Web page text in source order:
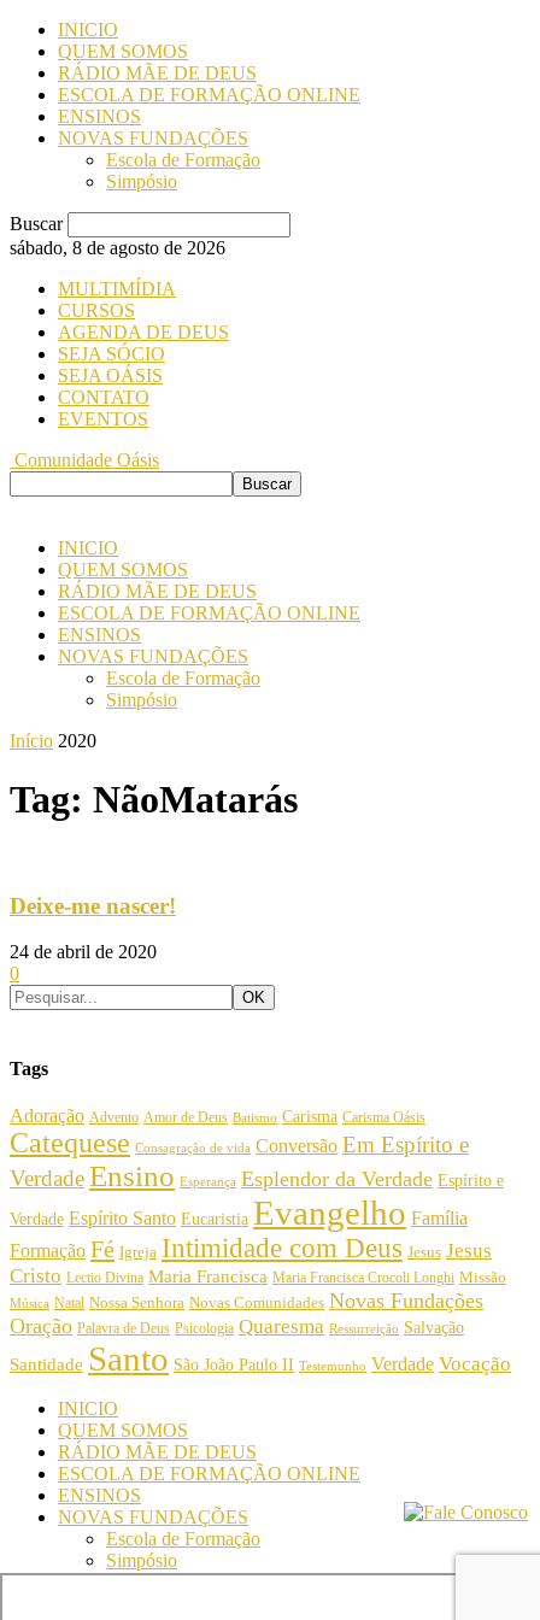
INICIO
QUEM SOMOS
RÁDIO MÃE DE DEUS
ESCOLA DE FORMAÇÃO ONLINE
ENSINOS
NOVAS FUNDAÇÕES
Escola de Formação
Simpósio
Buscar
sábado, 8 de agosto de 2026
MULTIMÍDIA
CURSOS
AGENDA DE DEUS
SEJA SÓCIO
SEJA OÁSIS
CONTATO
EVENTOS
Comunidade Oásis
INICIO
QUEM SOMOS
RÁDIO MÃE DE DEUS
ESCOLA DE FORMAÇÃO ONLINE
ENSINOS
NOVAS FUNDAÇÕES
Escola de Formação
Simpósio
Início 2020
Tag: NãoMatarás
Deixe-me nascer!
24 de abril de 2020
0
Tags
Adoração Advento Amor de Deus Batismo Carisma Carisma Oásis
Catequese Consagração de vida Conversão Em Espírito e
VerdadeEnsino Esperança Esplendor da Verdade Espírito e
Verdade Espírito Santo Eucaristia Evangelho Família
Formação Fé Igreja Intimidade com Deus Jesus Jesus
Cristo Lectio Divina Maria Francisca Maria Francisca Crocoli Longhi Missão
Música Natal Nossa Senhora Novas Comunidades Novas Fundações
Oração Palavra de Deus Psicologia Quaresma Ressurreição Salvação
Santidade Santo São João Paulo II Testemunho Verdade Vocação
INICIO
QUEM SOMOS
RÁDIO MÃE DE DEUS
ESCOLA DE FORMAÇÃO ONLINE
ENSINOS
NOVAS FUNDAÇÕES
Escola de Formação
Simpósio